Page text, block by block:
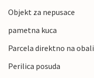
Objekt za nepusace
pametna kuca
Parcela direktno na obali
Perilica posuda